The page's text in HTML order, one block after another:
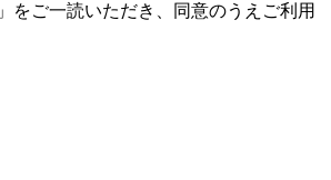
」をご一読いただき、同意のうえご利用